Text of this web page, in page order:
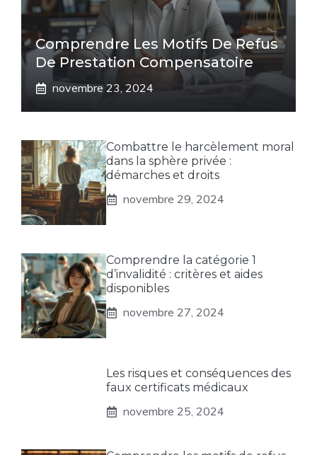
Comprendre Les Motifs De Refus
De Prestation Compensatoire
novembre 23, 2024
Combattre le harcèlement moral
dans la sphère privée :
démarches et droits
novembre 29, 2024
Comprendre la catégorie 1
d’invalidité : critères et aides
disponibles
novembre 27, 2024
Les risques et conséquences des
faux certificats médicaux
novembre 25, 2024